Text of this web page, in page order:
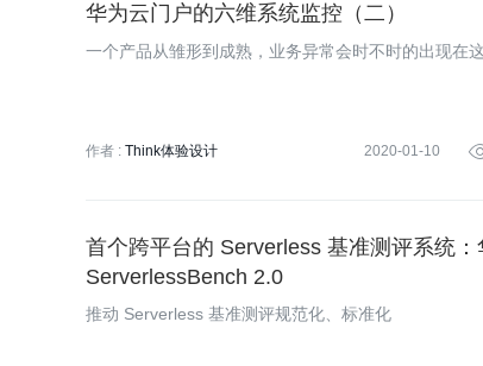
华为云门户的六维系统监控（二）
一个产品从雏形到成熟，业务异常会时不时的出现在这
作者 : Think体验设计 2020-01-10
首个跨平台的 Serverless 基准测评系统
ServerlessBench 2.0
推动 Serverless 基准测评规范化、标准化